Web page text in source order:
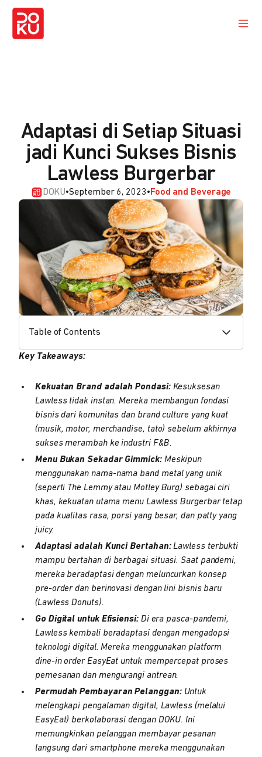
Adaptasi di Setiap Situasi
jadi Kunci Sukses Bisnis
Lawless Burgerbar
DOKU•September 6, 2023•Food and Beverage
Table of Contents
Key Takeaways:
Kekuatan Brand adalah Pondasi:Kesuksesan
Lawless tidak instan. Mereka membangun fondasi
bisnis dari komunitas dan brand culture yang kuat
(musik, motor, merchandise, tato) sebelum akhirnya
sukses merambah ke industri F&B.
Menu Bukan Sekadar Gimmick:Meskipun
menggunakan nama-nama band metal yang unik
(seperti The Lemmy atau Motley Burg) sebagai ciri
khas, kekuatan utama menu Lawless Burgerbar tetap
pada kualitas rasa, porsi yang besar, dan patty yang
juicy.
Adaptasi adalah Kunci Bertahan:Lawless terbukti
mampu bertahan di berbagai situasi. Saat pandemi,
mereka beradaptasi dengan meluncurkan konsep
pre-order dan berinovasi dengan lini bisnis baru
(Lawless Donuts).
Go Digital untuk Efisiensi:Di era pasca-pandemi,
Lawless kembali beradaptasi dengan mengadopsi
teknologi digital. Mereka menggunakan platform
dine-in order EasyEat untuk mempercepat proses
pemesanan dan mengurangi antrean.
Permudah Pembayaran Pelanggan:Untuk
melengkapi pengalaman digital, Lawless (melalui
EasyEat) berkolaborasi dengan DOKU. Ini
memungkinkan pelanggan membayar pesanan
langsung dari smartphone mereka menggunakan